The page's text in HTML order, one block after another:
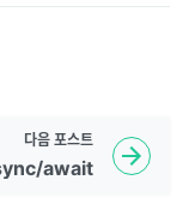
다음 포스트
await